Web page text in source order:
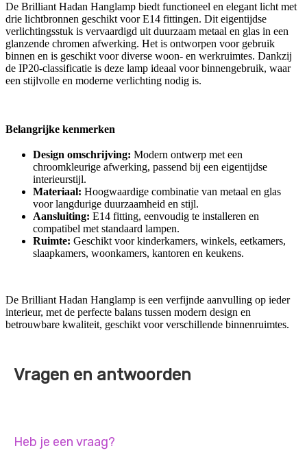
De Brilliant Hadan Hanglamp biedt functioneel en elegant licht met
drie lichtbronnen geschikt voor E14 fittingen. Dit eigentijdse
verlichtingsstuk is vervaardigd uit duurzaam metaal en glas in een
glanzende chromen afwerking. Het is ontworpen voor gebruik
binnen en is geschikt voor diverse woon- en werkruimtes. Dankzij
de IP20-classificatie is deze lamp ideaal voor binnengebruik, waar
een stijlvolle en moderne verlichting nodig is.
Belangrijke kenmerken
Design omschrijving: Modern ontwerp met een
chroomkleurige afwerking, passend bij een eigentijdse
interieurstijl.
Materiaal: Hoogwaardige combinatie van metaal en glas
voor langdurige duurzaamheid en stijl.
Aansluiting: E14 fitting, eenvoudig te installeren en
compatibel met standaard lampen.
Ruimte: Geschikt voor kinderkamers, winkels, eetkamers,
slaapkamers, woonkamers, kantoren en keukens.
De Brilliant Hadan Hanglamp is een verfijnde aanvulling op ieder
interieur, met de perfecte balans tussen modern design en
betrouwbare kwaliteit, geschikt voor verschillende binnenruimtes.
Vragen en antwoorden
Heb je een vraag?